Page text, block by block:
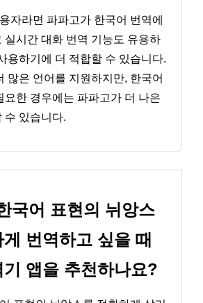
자라면 파파고가 한국어 번역에
실시간 대화 번역 기능도 유용하
용하기에 더 적합할 수 있습니다.
많은 언어를 지원하지만, 한국어
요한 경우에는 파파고가 더 나은
수 있습니다.
국어 표현의 뉘앙스
번역하고 싶을 때
기 앱을 추천하나요?